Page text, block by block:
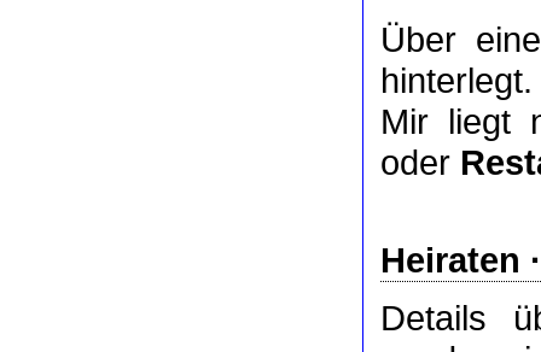
Über
hinterlegt.
Mir liegt
oder
Heiraten
Details